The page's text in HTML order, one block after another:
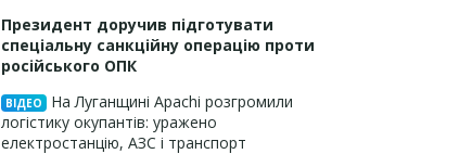
Президент доручив підготувати
спеціальну санкційну операцію проти
російського ОПК
ВІДЕО
На Луганщині Apachi розгромили
логістику окупантів: уражено
електростанцію, АЗС і транспорт